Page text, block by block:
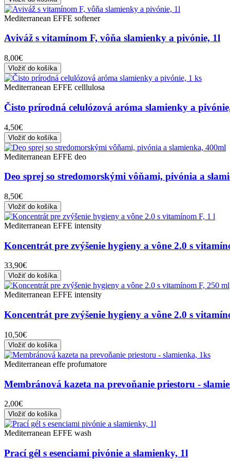
Mediterranean EFFE softener
Aviváž s vitamínom F, vôňa slamienky a pivónie, 1l
8,00€
Vložiť do košíka
Mediterranean EFFE celllulosa
Čisto prírodná celulózová aróma slamienky a
4,50€
Vložiť do košíka
Mediterranean EFFE deo
Deo sprej so stredomorskými vôňami, pivónia a
8,50€
Vložiť do košíka
Mediterranean EFFE intensity
Koncentrát pre zvýšenie hygieny a vône 2.0 s
33,90€
Vložiť do košíka
Mediterranean EFFE intensity
Koncentrát pre zvýšenie hygieny a vône 2.0 s
10,50€
Vložiť do košíka
Mediterranean effe profumatore
Membránová kazeta na prevoňanie priestoru -
2,00€
Vložiť do košíka
Mediterranean EFFE wash
Prací gél s esenciami pivónie a slamienky, 1l